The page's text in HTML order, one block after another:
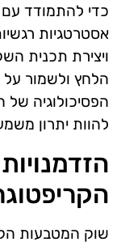
כדי להתמודד
אסטרטגיות
ויצירת תכנית
הלחץ ולשמור
הפסיכולוגיה
להוות יתרון
שוק המטבעות